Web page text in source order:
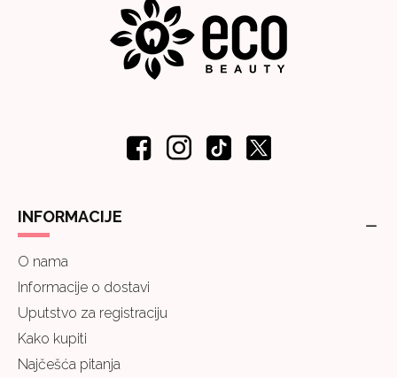
INFORMACIJE
O nama
Informacije o dostavi
Uputstvo za registraciju
Kako kupiti
Najčešća pitanja